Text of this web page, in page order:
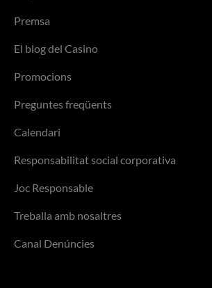
Premsa
El blog del Casino
Promocions
Preguntes freqüents
Calendari
Responsabilitat social corporativa
Joc Responsable
Treballa amb nosaltres
Canal Denúncies